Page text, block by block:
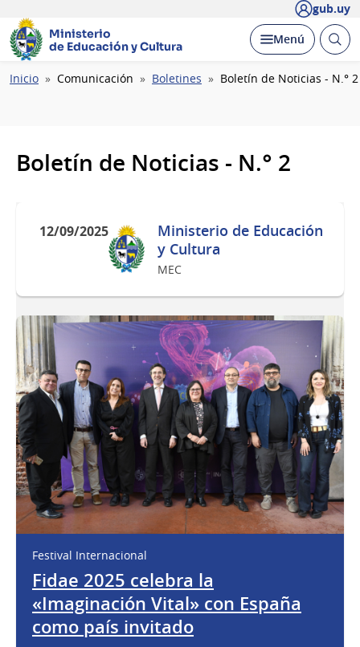
gub.uy
Ministerio
de Educación y Cultura
Desplegar
Menú Abrir
Ruta
Inicio Comunicación Boletines Boletín de Noticias - N.° 2
Boletín de Noticias - N.° 2
12/09/2025
Ministerio de Educación
y Cultura
MEC
Festival Internacional
Fidae 2025 celebra la
«Imaginación Vital» con España
como país invitado